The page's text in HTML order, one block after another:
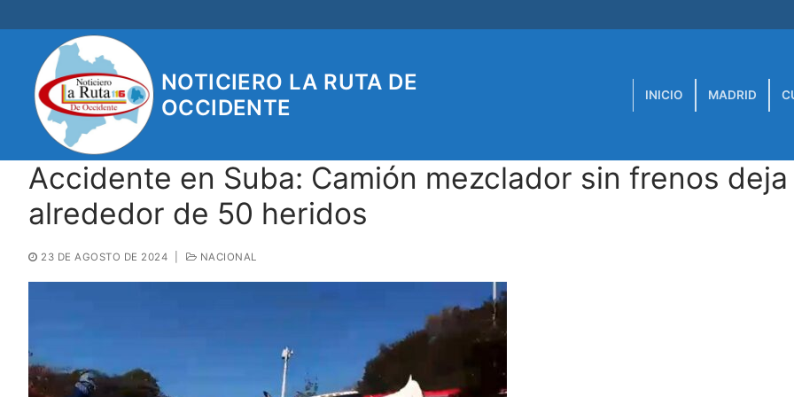
al
contenido
NOTICIERO LA RUTA DE
OCCIDENTE
INICIO MADRID
Accidente en Suba: Camión mezclador sin frenos deja
alrededor de 50 heridos
23 DE AGOSTO DE 2024 NACIONAL